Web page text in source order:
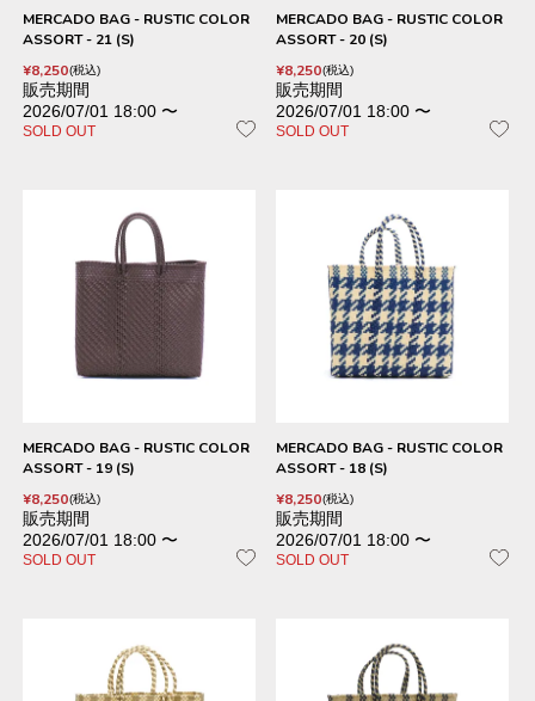
MERCADO BAG - RUSTIC COLOR
ASSORT - 21 (S)
¥8,250 税込
販売期間
2026/07/01 18:00 〜
SOLD OUT
MERCADO BAG - RUSTIC COLOR
ASSORT - 20 (S)
¥8,250 税込
販売期間
2026/07/01 18:00 〜
SOLD OUT
MERCADO BAG - RUSTIC COLOR
ASSORT - 19 (S)
¥8,250 税込
販売期間
2026/07/01 18:00 〜
SOLD OUT
MERCADO BAG - RUSTIC COLOR
ASSORT - 18 (S)
¥8,250 税込
販売期間
2026/07/01 18:00 〜
SOLD OUT